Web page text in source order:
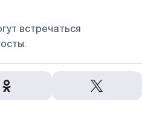
встречаться